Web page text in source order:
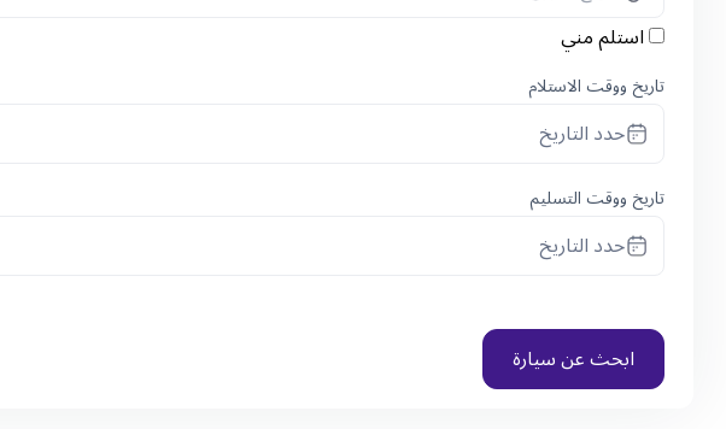
استلم مني
تاريخ ووقت الاستلام
حدد التاريخ
تاريخ ووقت التسليم
حدد التاريخ
ابحث عن سيارة